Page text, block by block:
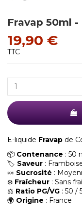
Fravap 50ml
19,90 €
TTC
E-liquide Fravap de
📦 Contenance : 50
🏷️ Saveur :
🍬 Sucrosité :
❄️ Fraîcheur : Sans
⚖️ Ratio PG/VG : 50 /
🌍 Origine : France